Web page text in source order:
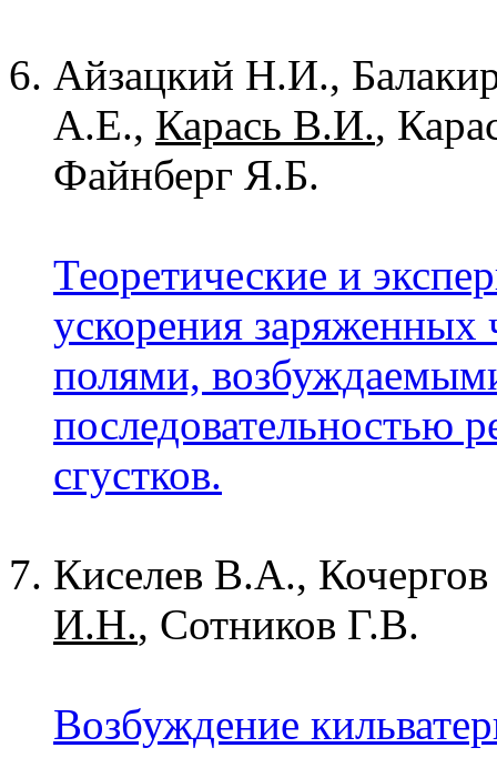
Айзацкий Н.И.,
А.Е., Карась В.И.,
Файнберг Я.Б.
Теоретические и
ускорения заряженных
полями,
последовательностью
сгустков.
Киселев В.А.,
И.Н., Сотников Г.В.
Возбуждение